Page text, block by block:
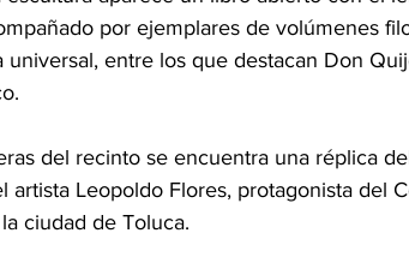
por ejemplares de volúmenes
universal, entre los que destacan Don
del recinto se encuentra una réplica
artista Leopoldo Flores, protagonista del
ciudad de Toluca.